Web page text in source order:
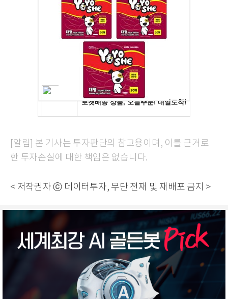
[알림] 본 기사는 투자판단의 참고용이며, 이를 근거로
한 투자손실에 대한 책임은 없습니다.
< 저작권자 ⓒ 데이터투자, 무단 전재 및 재배포 금지 >